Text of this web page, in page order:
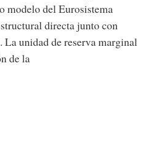
modelo del Eurosistema
directa junto con
La unidad de reserva marginal
de la